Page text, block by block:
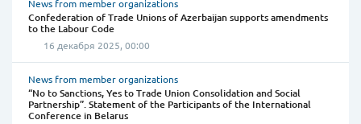
News from member organizations
Confederation of Trade Unions of Azerbaijan supports amendments
to the Labour Code
16 декабря 2025, 00:00
News from member organizations
“No to Sanctions, Yes to Trade Union Consolidation and Social
Partnership”. Statement of the Participants of the International
Conference in Belarus